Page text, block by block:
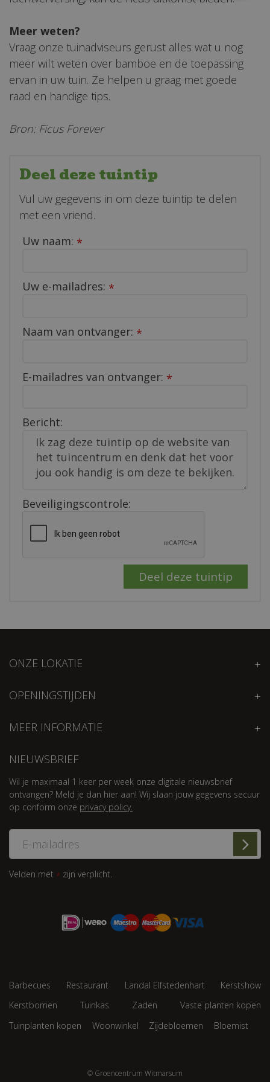
Meer weten?
Vraag onze tuinadviseurs gerust alles wat u nog
meer wilt weten over bamboe en de toepassing
ervan in uw tuin. Ze helpen u graag met goede
raad en handige tips.
Bron: Ficus Forever
Deel deze tuintip
Vul uw gegevens in om deze tuintip te delen
met een vriend.
Uw naam: *
Uw e-mailadres: *
Naam van ontvanger: *
E-mailadres van ontvanger: *
Bericht:
Beveiligingscontrole:
ONZE LOKATIE
OPENINGSTIJDEN
MEER INFORMATIE
NIEUWSBRIEF
Wil je maximaal 1 keer per week onze digitale nieuwsbrief
ontvangen? Meld je dan hier aan! Wij slaan jouw gegevens secuur
op conform onze privacy policy.
Velden met * zijn verplicht.
Barbecues Restaurant Landal Elfstedenhart
Kerstshow
Kerstbomen
Tuinkas Zaden
Vaste planten kopen
Tuinplanten kopen
Woonwinkel Zijdebloemen Bloemist
© Groencentrum Witmarsum